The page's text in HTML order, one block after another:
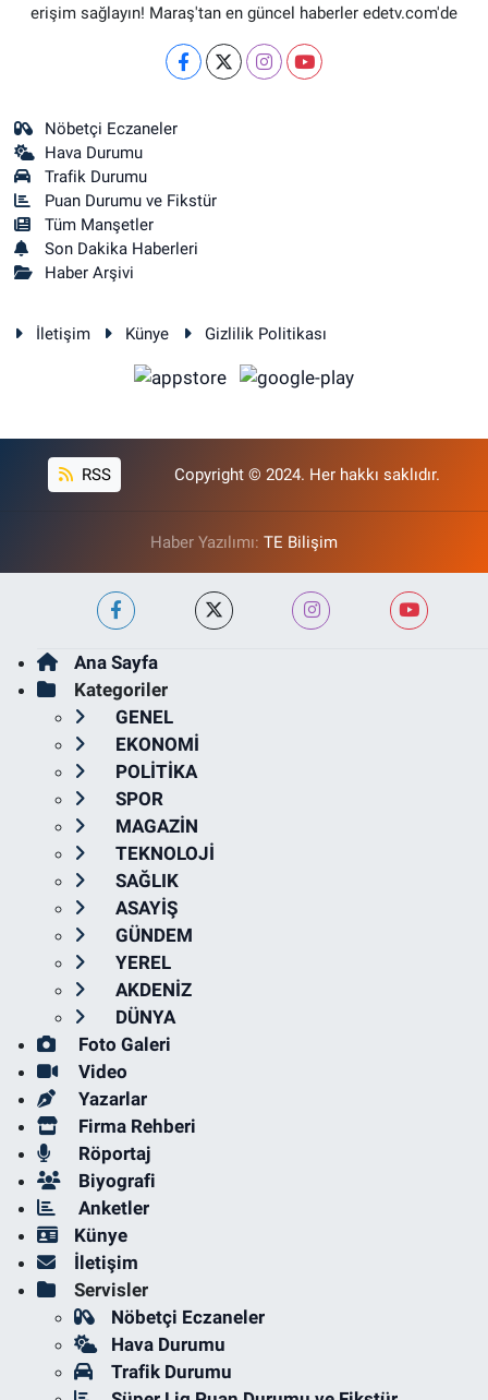
erişim sağlayın! Maraş'tan en güncel haberler edetv.com'de
Nöbetçi Eczaneler
Hava Durumu
Trafik Durumu
Puan Durumu ve Fikstür
Tüm Manşetler
Son Dakika Haberleri
Haber Arşivi
İletişim Künye Gizlilik Politikası
RSS Copyright © 2024. Her hakkı saklıdır.
Haber Yazılımı: TE Bilişim
Ana Sayfa
Kategoriler
GENEL
EKONOMİ
POLİTİKA
SPOR
MAGAZİN
TEKNOLOJİ
SAĞLIK
ASAYİŞ
GÜNDEM
YEREL
AKDENİZ
DÜNYA
Foto Galeri
Video
Yazarlar
Firma Rehberi
Röportaj
Biyografi
Anketler
Künye
İletişim
Servisler
Nöbetçi Eczaneler
Hava Durumu
Trafik Durumu